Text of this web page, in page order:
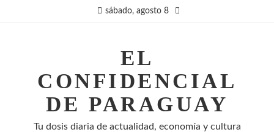
sábado, agosto 8
EL
CONFIDENCIAL
DE PARAGUAY
Tu dosis diaria de actualidad, economía y cultura